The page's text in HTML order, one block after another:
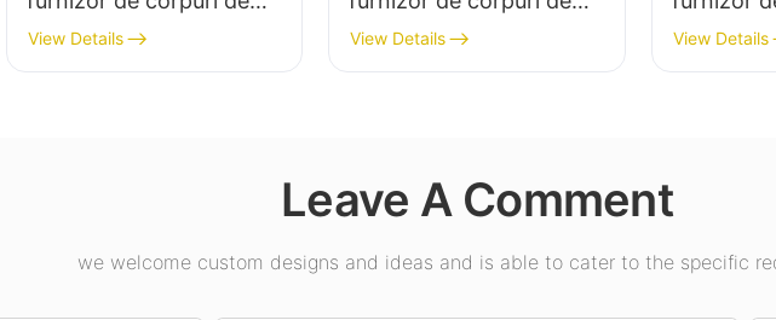
iluminat LED de mare
putere pentru iluminatul
View Details
iluminat cu LED pentru
instalații industriale,
View Details
iluminat
putere
View Details
Leave A Comment
we welcome custom designs and ideas and is able to cater to the specific